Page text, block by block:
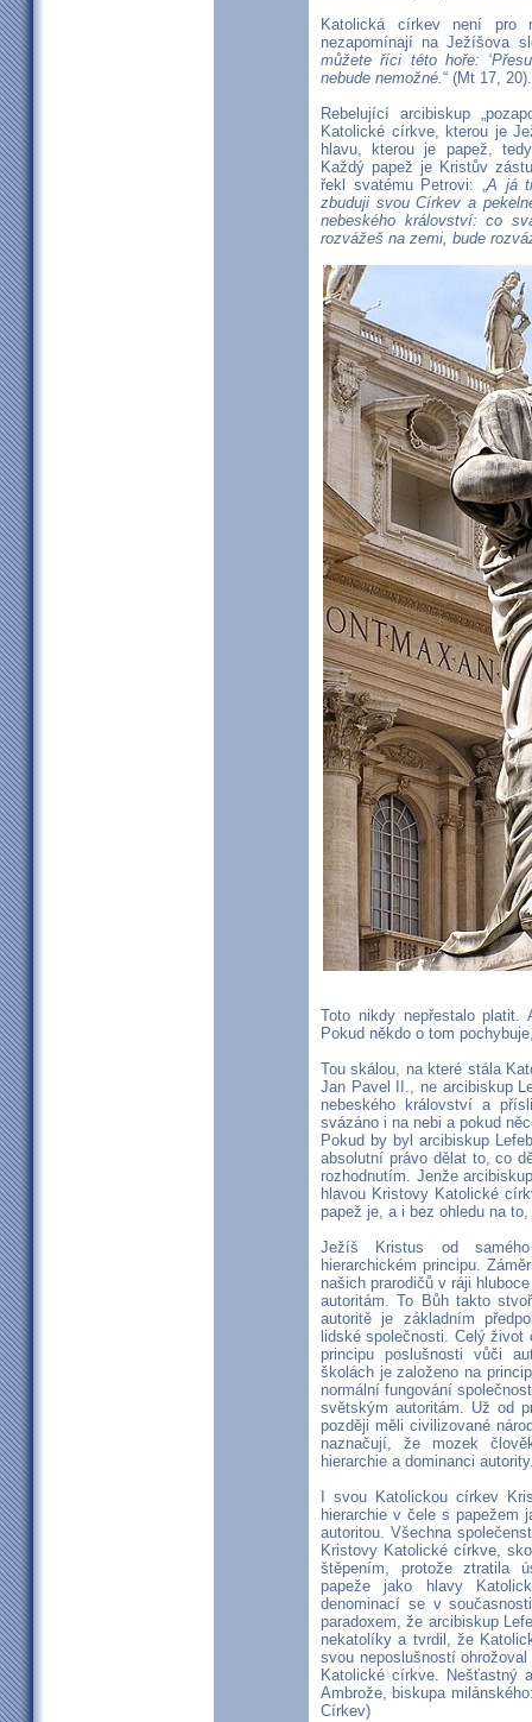
Katolická církev není
nezapomínají na Ježíšova
můžete říci této hoře:
nebude nemožné.“ (Mt 17, 20).
Rebelující arcibiskup
Katolické církve, kterou je
hlavu, kterou je papež,
Každý papež je Kristův
řekl svatému Petrovi: „A já
zbuduji svou Církev a
nebeského království: co
rozvážeš na zemi, bude
Toto nikdy nepřestalo
Pokud někdo o tom
Tou skálou, na které stála
Jan Pavel II., ne arcibiskup
nebeského království a
svázáno i na nebi a pokud
Pokud by byl arcibiskup
absolutní právo dělat to, co
rozhodnutím. Jenže
hlavou Kristovy Katolické
papež je, a i bez ohledu na
Ježíš Kristus od
hierarchickém principu.
našich prarodičů v ráji
autoritám. To Bůh takto
autoritě je základním
lidské společnosti. Celý
principu poslušnosti vůči
školách je založeno na
normální fungování
světským autoritám. Už od
později měli civilizované
naznačují, že mozek
hierarchie a dominanci
I svou Katolickou církev
hierarchie v čele s papežem
autoritou. Všechna
Kristovy Katolické církve,
štěpením, protože ztratila
papeže jako hlavy
denominací se v
paradoxem, že arcibiskup
nekatolíky a tvrdil, že
svou neposlušností
Katolické církve. Nešťastný
Ambrože, biskupa
Církev)